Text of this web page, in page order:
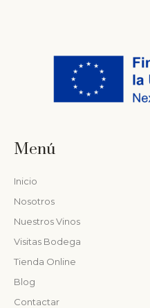
Menú
Inicio
Nosotros
Nuestros Vinos
Visitas Bodega
Tienda Online
Blog
Contactar